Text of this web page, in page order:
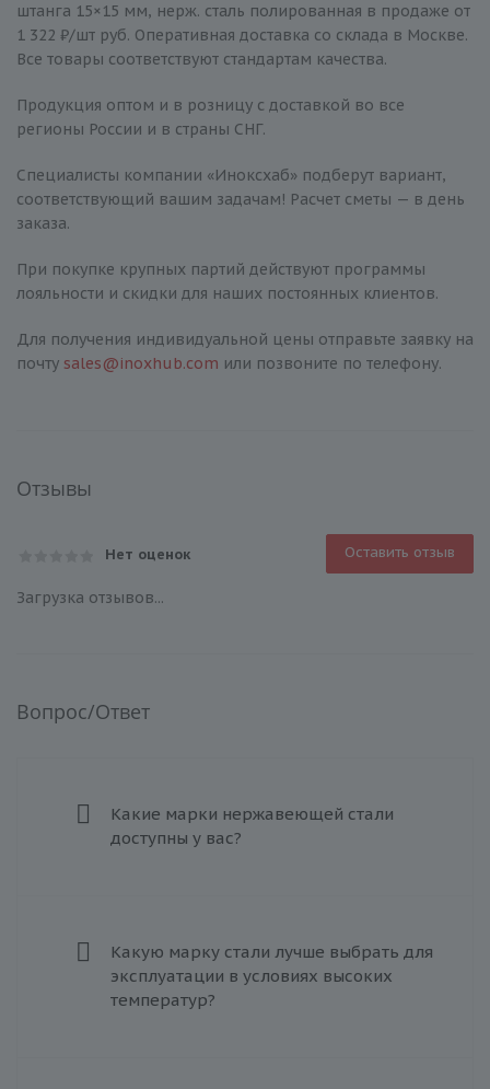
штанга 15×15 мм, нерж. сталь полированная в продаже от
1 322 ₽/шт руб. Оперативная доставка со склада в Москве.
Все товары соответствуют стандартам качества.
Продукция оптом и в розницу с доставкой во все
регионы России и в страны СНГ.
Специалисты компании «Иноксхаб» подберут вариант,
соответствующий вашим задачам! Расчет сметы — в день
заказа.
При покупке крупных партий действуют программы
лояльности и скидки для наших постоянных клиентов.
Для получения индивидуальной цены отправьте заявку на
почту sales@inoxhub.com или позвоните по телефону.
Отзывы
Нет оценок Оставить отзыв
Загрузка отзывов...
Вопрос/Ответ
Какие марки нержавеющей стали
доступны у вас?
Какую марку стали лучше выбрать для
эксплуатации в условиях высоких
температур?